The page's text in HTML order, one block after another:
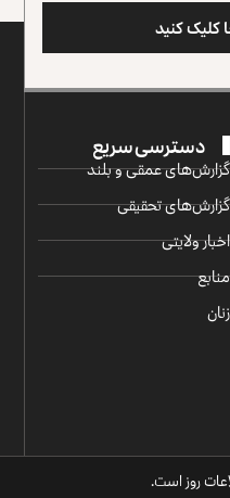
کلیک کنید
دسترسی سریع
گزارش‌‌های عمقی و بلند
گزارش‌های تحقیقی
اخبار ولایتی
منابع
زنان
روز است.